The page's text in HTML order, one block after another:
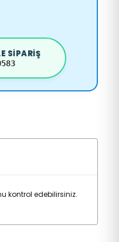
SIPARIŞ
kontrol edebilirsiniz.